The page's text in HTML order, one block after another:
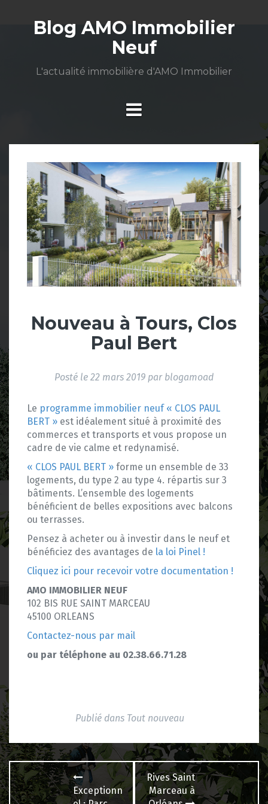
contenuBlog AMO Immobilier
Neuf
L'actualité immobilière d'AMO Immobilier
Nouveau à Tours, Clos
Paul Bert
Posté le 22 mars 2019 par blogamoad
Le programme immobilier neuf « CLOS PAUL
BERT » est idéalement situé à proximité des
commerces et transports et vous propose un
cadre de vie calme et redynamisé.
« CLOS PAUL BERT » forme un ensemble de 33
logements, du type 2 au type 4. répartis sur 3
bâtiments. L’ensemble des logements
bénéficient de belles expositions avec balcons
ou terrasses.
Pensez à acheter ou à investir dans le neuf et
bénéficiez des avantages de la loi Pinel !
Cliquez ici pour recevoir votre documentation !
AMO IMMOBILIER NEUF
102 BIS RUE SAINT MARCEAU
45100 ORLEANS
Contactez-nous par mail
ou par téléphone au 02.38.66.71.28
Publié dans Tout nouveau
Navigation
des
Exceptionn
Rives Saint
Marceau à